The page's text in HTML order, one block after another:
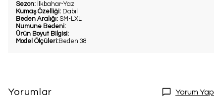
Sezon: İlkbahar-Yaz
Kumaş Özelliği: Dabıl
Beden Aralığı: SM-LXL
Numune Bedeni:
Ürün Boyut Bilgisi:
Model Ölçüleri:Beden:38
Yorumlar Yorum Yap